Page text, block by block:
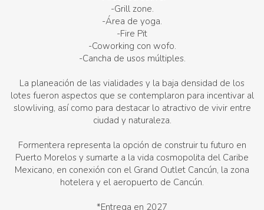
-Grill zone.
-Área de yoga.
-Fire Pit
-Coworking con wofo.
-Cancha de usos múltiples.
La planeación de las vialidades y la baja densidad de los
lotes fueron aspectos que se contemplaron para incentivar al
slowliving, así como para destacar lo atractivo de vivir entre
ciudad y naturaleza.
Formentera representa la opción de construir tu futuro en
Puerto Morelos y sumarte a la vida cosmopolita del Caribe
Mexicano, en conexión con el Grand Outlet Cancún, la zona
hotelera y el aeropuerto de Cancún.
*Entrega en 2027